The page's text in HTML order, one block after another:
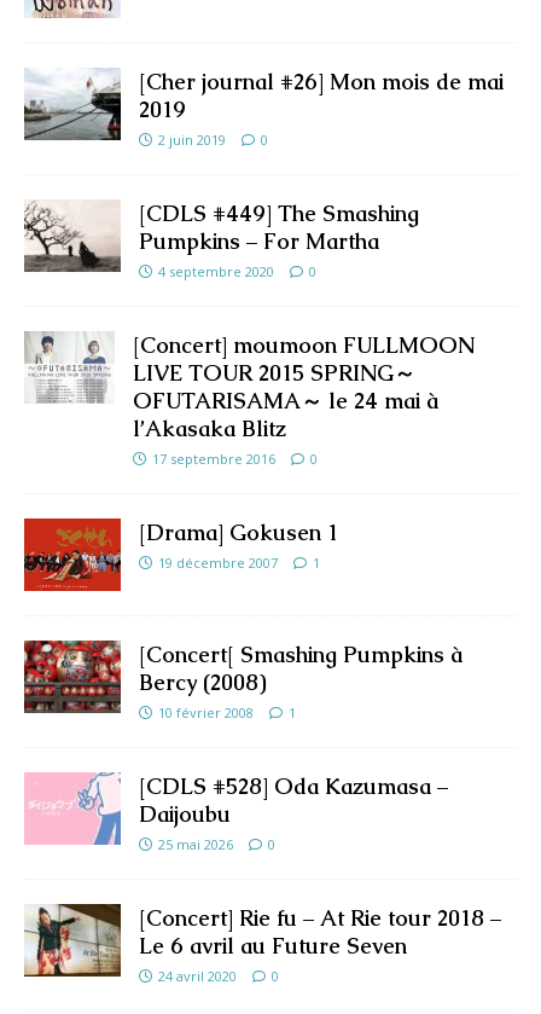
[Cher journal #26] Mon mois de mai
2019
2 juin 2019 0
[CDLS #449] The Smashing
Pumpkins – For Martha
4 septembre 2020 0
[Concert] moumoon FULLMOON
LIVE TOUR 2015 SPRING～
OFUTARISAMA～ le 24 mai à
l’Akasaka Blitz
17 septembre 2016 0
[Drama] Gokusen 1
19 décembre 2007 1
[Concert[ Smashing Pumpkins à
Bercy (2008)
10 février 2008 1
[CDLS #528] Oda Kazumasa –
Daijoubu
25 mai 2026 0
[Concert] Rie fu – At Rie tour 2018 –
Le 6 avril au Future Seven
24 avril 2020 0